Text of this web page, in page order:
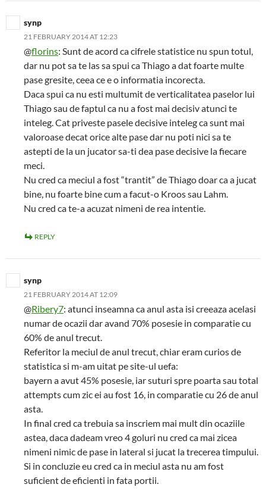
synp
21 FEBRUARY 2014 AT 12:23
@florins: Sunt de acord ca cifrele statistice nu spun totul,
dar nu pot sa te las sa spui ca Thiago a dat foarte multe
pase gresite, ceea ce e o informatia incorecta.
Daca spui ca nu esti multumit de verticalitatea paselor lui
Thiago sau de faptul ca nu a fost mai decisiv atunci te
inteleg. Cat priveste pasele decisive inteleg ca sunt mai
valoroase decat orice alte pase dar nu poti nici sa te
astepti de la un jucator sa-ti dea pase decisive la fiecare
meci.
Nu cred ca meciul a fost “trantit” de Thiago doar ca a jucat
bine, nu foarte bine cum a facut-o Kroos sau Lahm.
Nu cred ca te-a acuzat nimeni de rea intentie.
REPLY
synp
21 FEBRUARY 2014 AT 12:09
@Ribery7: atunci inseamna ca anul asta isi creeaza acelasi
numar de ocazii dar avand 70% posesie in comparatie cu
60% de anul trecut.
Referitor la meciul de anul trecut, chiar eram curios de
statistica si m-am uitat pe site-ul uefa:
bayern a avut 45% posesie, iar suturi spre poarta sau total
attempts cum zic ei au fost 16, in comparatie cu 26 de anul
asta.
In final cred ca trebuia sa inscriem mai mult din ocaziile
astea, daca dadeam vreo 4 goluri nu cred ca mai zicea
nimeni nimic de pase in lateral si jucat la trecerea timpului.
Si in concluzie eu cred ca in meciul asta nu am fost
suficient de eficienti in fata portii.